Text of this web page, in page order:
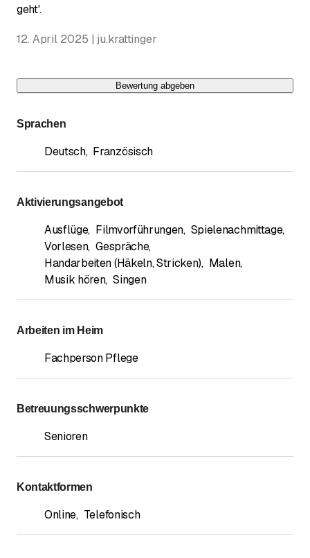
geht'.
12. April 2025 | ju.krattinger
Bewertung abgeben
Sprachen
Deutsch, Französisch
Aktivierungsangebot
Ausflüge, Filmvorführungen, Spielenachmittage,
Vorlesen, Gespräche,
Handarbeiten (Häkeln, Stricken), Malen,
Musik hören, Singen
Arbeiten im Heim
Fachperson Pflege
Betreuungsschwerpunkte
Senioren
Kontaktformen
Online, Telefonisch